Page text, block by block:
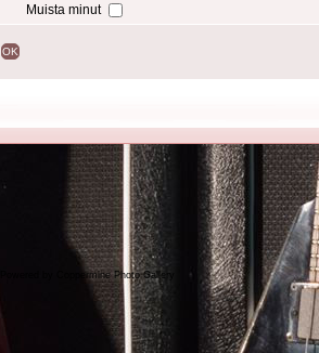
Muista minut
OK
Coppermine Photo Gallery